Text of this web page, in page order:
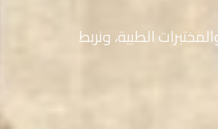
الطبية، ونربط